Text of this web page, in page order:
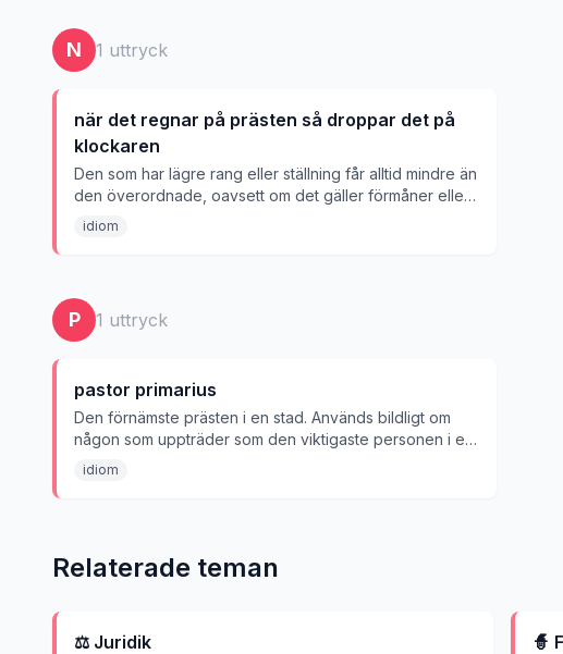
N 1 uttryck
när det regnar på prästen så droppar det på
klockaren
Den som har lägre rang eller ställning får alltid mindre än
den överordnade, oavsett om det gäller förmåner eller
motgångar.
idiom
P 1 uttryck
pastor primarius
Den förnämste prästen i en stad. Används bildligt om
någon som uppträder som den viktigaste personen i ett
sällskap.
idiom
Relaterade teman
⚖️ Juridik 🧙